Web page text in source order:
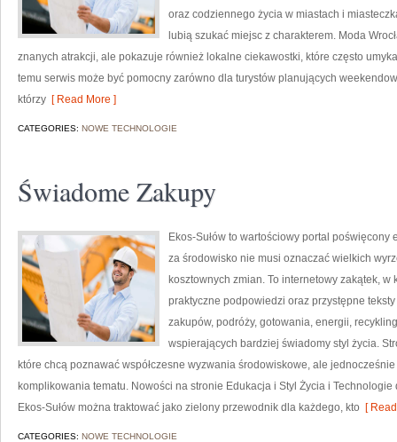
oraz codziennego życia w miastach i
lubią szukać miejsc z charakterem. Moda
znanych atrakcji, ale pokazuje również lokalne ciekawostki, które często
temu serwis może być pomocny zarówno dla turystów planujących
którzy [ Read More ]
CATEGORIES: NOWE TECHNOLOGIE
Świadome Zakupy
Ekos-Sułów to wartościowy portal
za środowisko nie musi oznaczać wielkich
kosztownych zmian. To internetowy zakątek,
praktyczne podpowiedzi oraz przystępne
zakupów, podróży, gotowania, energii,
wspierających bardziej świadomy styl życia.
które chcą poznawać współczesne wyzwania środowiskowe, ale
komplikowania tematu. Nowości na stronie Edukacja i Styl Życia i
Ekos-Sułów można traktować jako zielony przewodnik dla każdego, kto [
CATEGORIES: NOWE TECHNOLOGIE